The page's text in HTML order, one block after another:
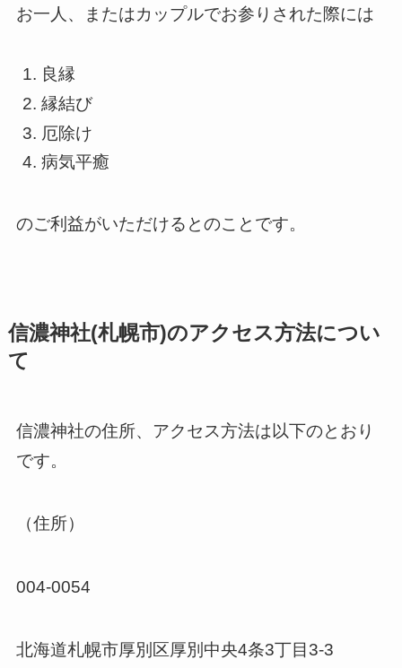
お一人、またはカップルでお参りされた際には
良縁
縁結び
厄除け
病気平癒
のご利益がいただけるとのことです。
信濃神社(札幌市)のアクセス方法につい
て
信濃神社の住所、アクセス方法は以下のとおり
です。
（住所）
004-0054
北海道札幌市厚別区厚別中央4条3丁目3-3